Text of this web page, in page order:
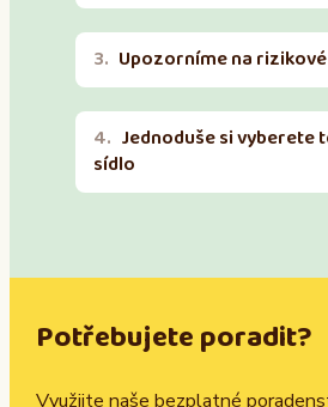
Upozorníme na
Jednoduše si vyberete
sídlo
Potřebujete poradit?
Využijte naše bezplatné